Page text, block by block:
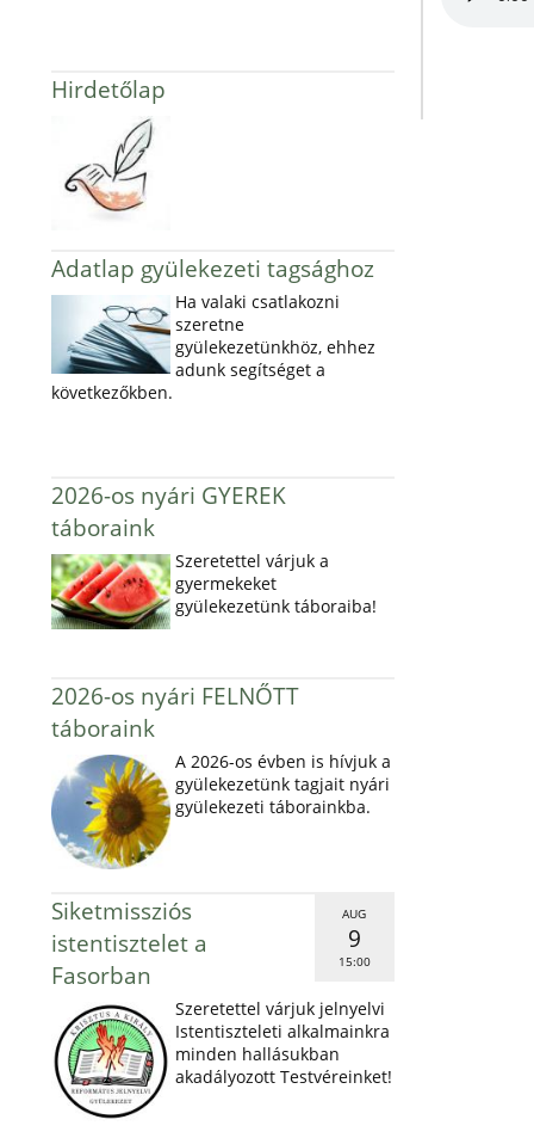
Hirdetőlap
Adatlap gyülekezeti tagsághoz
Ha valaki csatlakozni
szeretne
gyülekezetünkhöz, ehhez
adunk segítséget a
következőkben.
2026-os nyári GYEREK
táboraink
Szeretettel várjuk a
gyermekeket
gyülekezetünk táboraiba!
2026-os nyári FELNŐTT
táboraink
A 2026-os évben is hívjuk a
gyülekezetünk tagjait nyári
gyülekezeti táborainkba.
AUG
9
15:00
Siketmissziós
istentisztelet a
Fasorban
Szeretettel várjuk jelnyelvi
Istentiszteleti alkalmainkra
minden hallásukban
akadályozott Testvéreinket!